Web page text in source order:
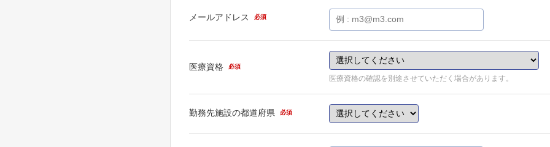
メールアドレス 必須
医療資格 必須
医療資格の確認を別途させていただく場合があります。
勤務先施設の都道府県 必須